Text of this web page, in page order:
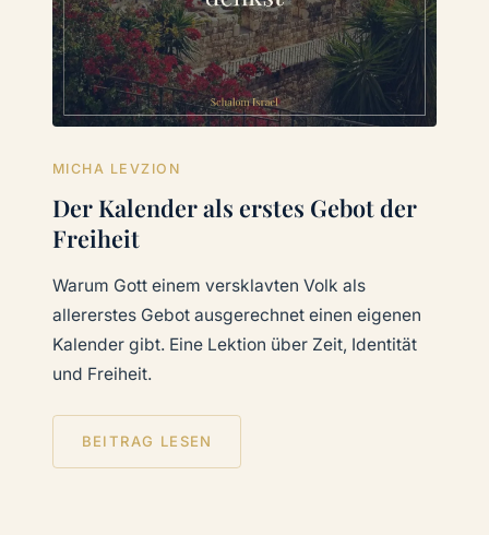
MICHA LEVZION
Der Kalender als erstes Gebot der
Freiheit
Warum Gott einem versklavten Volk als
allererstes Gebot ausgerechnet einen eigenen
Kalender gibt. Eine Lektion über Zeit, Identität
und Freiheit.
BEITRAG LESEN